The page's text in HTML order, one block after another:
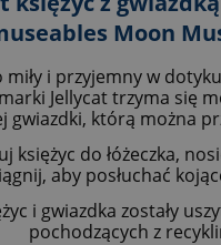
Moon
miły i przyjemny w
Jellycat trzyma się
gwiazdki, którą można
księżyc do łóżeczka,
aby posłuchać
i gwiazdka zostały
pochodzących z